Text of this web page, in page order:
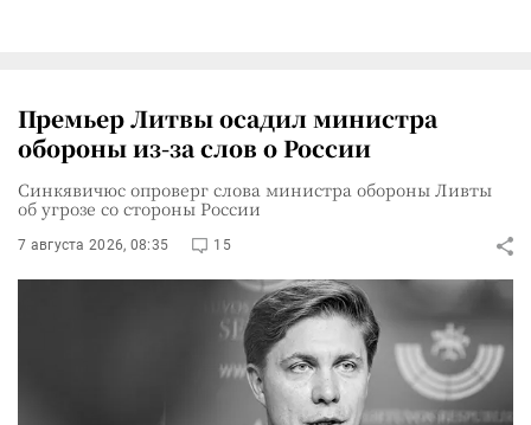
Премьер Литвы осадил министра
обороны из-за слов о России
Синкявичюс опроверг слова министра обороны Ливты
об угрозе со стороны России
7 августа 2026, 08:35 15